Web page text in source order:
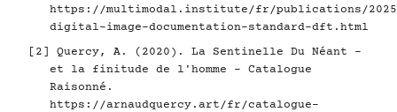
https://multimodal.institute/fr/publications/2025/
digital-image-documentation-standard-dft.html
[2]
Quercy, A. (2020). La Sentinelle Du Néant -
et la finitude de l'homme - Catalogue
Raisonné.
https://arnaudquercy.art/fr/catalogue-